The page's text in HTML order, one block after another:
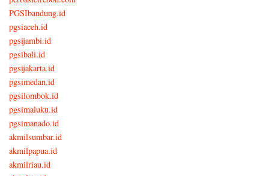
PGSIbandung.id
pgsiaceh.id
pgsijambi.id
pgsibali.id
pgsijakarta.id
pgsimedan.id
pgsilombok.id
pgsimaluku.id
pgsimanado.id
akmilsumbar.id
akmilpapua.id
akmilriau.id